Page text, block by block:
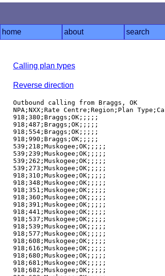
home about search
Calling plan types
Reverse direction
Outbound calling from Braggs, OK
NPA;NXX;Rate Centre;Region;Plan
918;380;Braggs;OK;;;;;
918;487;Braggs;OK;;;;;
918;554;Braggs;OK;;;;;
918;990;Braggs;OK;;;;;
539;218;Muskogee;OK;;;;;
539;239;Muskogee;OK;;;;;
539;262;Muskogee;OK;;;;;
539;273;Muskogee;OK;;;;;
918;310;Muskogee;OK;;;;;
918;348;Muskogee;OK;;;;;
918;351;Muskogee;OK;;;;;
918;360;Muskogee;OK;;;;;
918;391;Muskogee;OK;;;;;
918;441;Muskogee;OK;;;;;
918;537;Muskogee;OK;;;;;
918;539;Muskogee;OK;;;;;
918;577;Muskogee;OK;;;;;
918;608;Muskogee;OK;;;;;
918;616;Muskogee;OK;;;;;
918;680;Muskogee;OK;;;;;
918;681;Muskogee;OK;;;;;
918;682;Muskogee;OK;;;;;